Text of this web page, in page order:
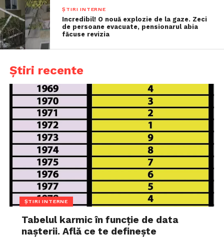
ȘTIRI INTERNE
Incredibil! O nouă explozie de la gaze. Zeci
de persoane evacuate, pensionarul abia
făcuse revizia
Știri recente
ȘTIRI INTERNE
Tabelul karmic în funcție de data
nașterii. Află ce te definește